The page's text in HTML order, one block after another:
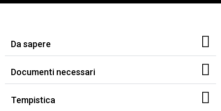
Da sapere
Documenti necessari
Tempistica